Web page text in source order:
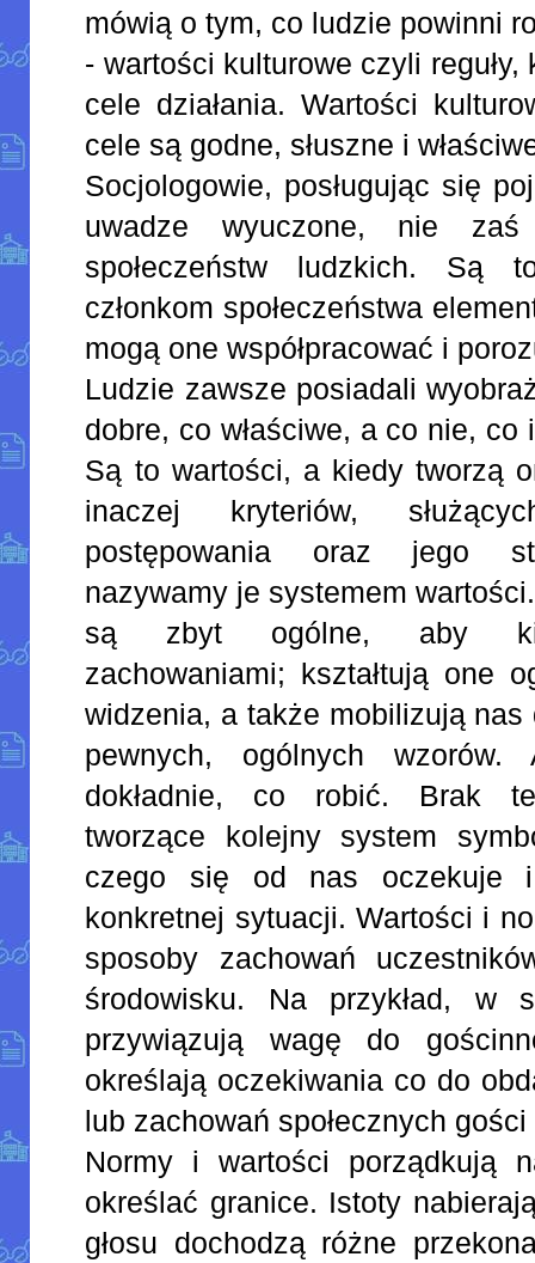
mówią o tym, co ludzie powinni
- wartości kulturowe czyli
cele działania. Wartości
cele są godne, słuszne i
Socjologowie, posługując się
uwadze wyuczone, nie zaś
społeczeństw ludzkich. Są
członkom społeczeństwa
mogą one współpracować i
Ludzie zawsze posiadali
dobre, co właściwe, a co nie,
Są to wartości, a kiedy tworzą
inaczej kryteriów,
postępowania oraz jego
nazywamy je systemem
są zbyt ogólne, aby
zachowaniami; kształtują one
widzenia, a także mobilizują
pewnych, ogólnych
dokładnie, co robić. Brak
tworzące kolejny system
czego się od nas oczekuje
konkretnej sytuacji. Wartości i
sposoby zachowań
środowisku. Na przykład, w
przywiązują wagę do
określają oczekiwania co do
lub zachowań społecznych
Normy i wartości porządkują
określać granice. Istoty
głosu dochodzą różne